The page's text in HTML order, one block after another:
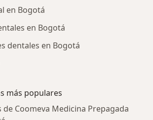
en Bogotá
en Bogotá
dentales en Bogotá
más populares
Coomeva Medicina Prepagada